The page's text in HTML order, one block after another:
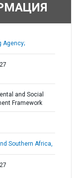
Agency;
and Social
Framework
Southern Africa,